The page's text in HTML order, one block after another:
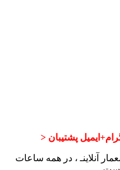
پشتیبان <
آنلاینـ ، در همه ساعات